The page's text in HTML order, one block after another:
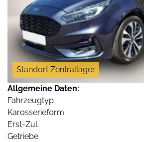
Standort Zentrallager
Allgemeine Daten:
Fahrzeugtyp
Karosserieform
Erst-Zul.
Getriebe